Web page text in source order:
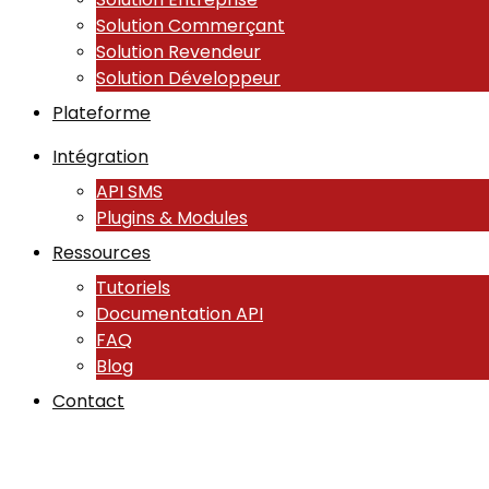
Solution Commerçant
Solution Revendeur
Solution Développeur
Plateforme
Intégration
API SMS
Plugins & Modules
Ressources
Tutoriels
Documentation API
FAQ
Blog
Contact